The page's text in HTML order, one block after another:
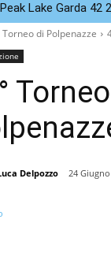
Peak Lake Garda
Torneo di Polpenazze
Delpozzo
24